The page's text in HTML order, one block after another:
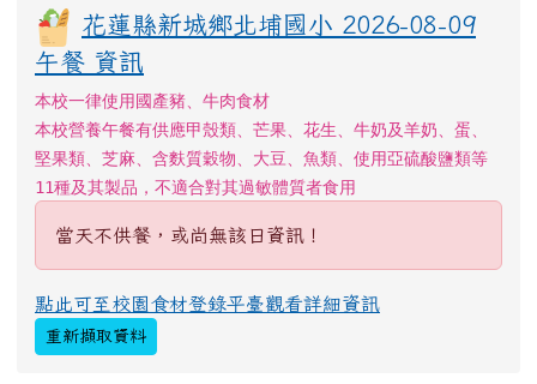
花蓮縣新城鄉北埔國小 2026-08-09
午餐 資訊
本校一律使用國產豬、牛肉食材
本校營養午餐有供應甲殼類、芒果、花生、牛奶及羊奶、蛋、
堅果類、芝麻、含麩質穀物、大豆、魚類、使用亞硫酸鹽類等
11種及其製品，不適合對其過敏體質者食用
當天不供餐，或尚無該日資訊！
點此可至校園食材登錄平臺觀看詳細資訊
重新擷取資料